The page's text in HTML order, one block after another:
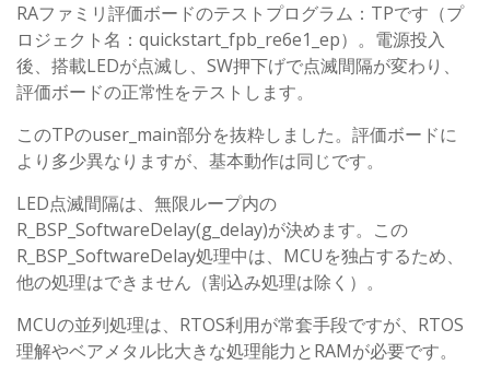
RAファミリ評価ボードのテストプログラム：TPです（プ
ロジェクト名：quickstart_fpb_re6e1_ep）。電源投入
後、搭載LEDが点滅し、SW押下げで点滅間隔が変わり、
評価ボードの正常性をテストします。
このTPのuser_main部分を抜粋しました。評価ボードに
より多少異なりますが、基本動作は同じです。
LED点滅間隔は、無限ループ内の
R_BSP_SoftwareDelay(g_delay)が決めます。この
R_BSP_SoftwareDelay処理中は、MCUを独占するため、
他の処理はできません（割込み処理は除く）。
MCUの並列処理は、RTOS利用が常套手段ですが、RTOS
理解やベアメタル比大きな処理能力とRAMが必要です。